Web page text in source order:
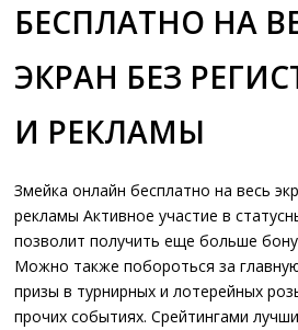
БЕСПЛАТНО НА
ЭКРАН БЕЗ
И РЕКЛАМЫ
Змейка онлайн бесплатно на весь
рекламы Активное участие в
позволит получить еще больше
Можно также побороться за
призы в турнирных и лотерейных
прочих событиях. Срейтингами